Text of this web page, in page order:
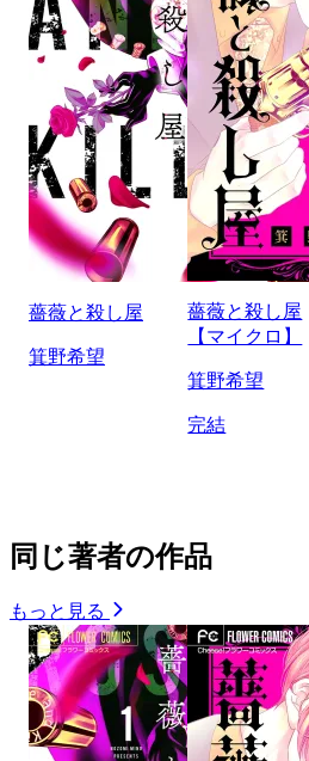
薔薇と殺し屋
箕野希望
薔薇と殺し屋
【マイクロ】
箕野希望
完結
同じ著者の作品
もっと見る